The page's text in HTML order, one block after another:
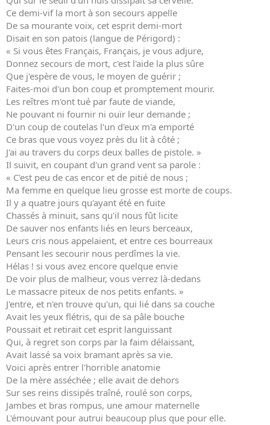
Ce demi-vif la mort à son secours appelle
De sa mourante voix, cet esprit demi-mort
Disait en son patois (langue de Périgord) :
« Si vous êtes Français, Français, je vous adjure,
Donnez secours de mort, c'est l'aide la plus sûre
Que j'espère de vous, le moyen de guérir ;
Faites-moi d'un bon coup et promptement mourir.
Les reîtres m'ont tué par faute de viande,
Ne pouvant ni fournir ni ouïr leur demande ;
D'un coup de coutelas l'un d'eux m'a emporté
Ce bras que vous voyez près du lit à côté ;
J'ai au travers du corps deux balles de pistole. »
Il suivit, en coupant d'un grand vent sa parole :
« C'est peu de cas encor et de pitié de nous ;
Ma femme en quelque lieu grosse est morte de coups.
Il y a quatre jours qu'ayant été en fuite
Chassés à minuit, sans qu'il nous fût licite
De sauver nos enfants liés en leurs berceaux,
Leurs cris nous appelaient, et entre ces bourreaux
Pensant les secourir nous perdîmes la vie.
Hélas ! si vous avez encore quelque envie
De voir plus de malheur, vous verrez là-dedans
Le massacre piteux de nos petits enfants. »
J'entre, et n'en trouve qu'un, qui lié dans sa couche
Avait les yeux flétris, qui de sa pâle bouche
Poussait et retirait cet esprit languissant
Qui, à regret son corps par la faim délaissant,
Avait lassé sa voix bramant après sa vie.
Voici après entrer l'horrible anatomie
De la mère asséchée ; elle avait de dehors
Sur ses reins dissipés traîné, roulé son corps,
Jambes et bras rompus, une amour maternelle
L'émouvant pour autrui beaucoup plus que pour elle.